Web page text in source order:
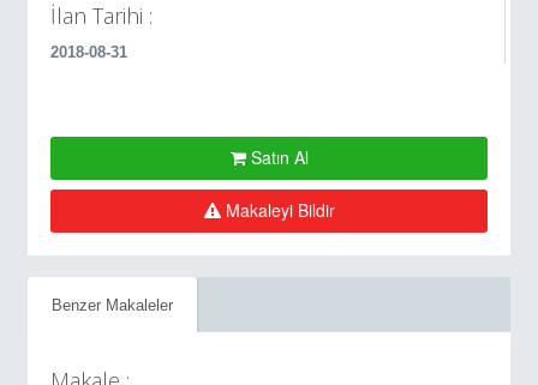
İlan Tarihi :
2018-08-31
Satın Al
Makaleyi Bildir
Benzer Makaleler